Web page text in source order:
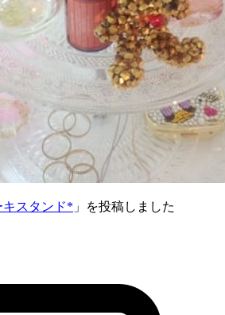
キスタンド* 」を投稿しました